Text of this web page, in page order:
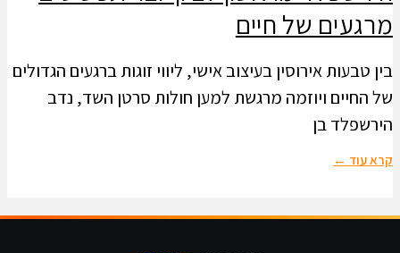
מרגעים של חיים
בין טבעות אירוסין בעיצוב אישי, ליווי זוגות ברגעים הגדולים
של החיים ויוזמה מרגשת למען חולות סרטן השד, נדב
הירשפלד בן
קרא עוד ←